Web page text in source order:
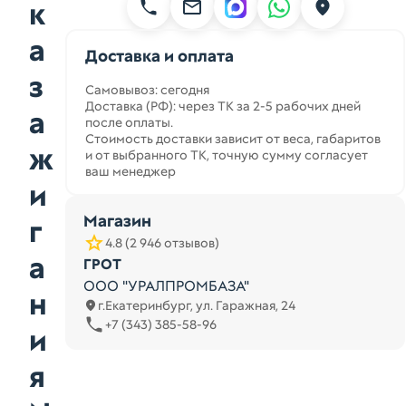
к
а
з
а
ж
и
г
а
н
и
я
Доставка и оплата
Самовывоз: сегодня
Доставка (РФ): через ТК за 2-5 рабочих дней
после оплаты.
Стоимость доставки зависит от веса, габаритов
и от выбранного ТК, точную сумму согласует
ваш менеджер
Магазин
4.8 (2 946 отзывов)
ГРОТ
ООО "УРАЛПРОМБАЗА"
г.Екатеринбург, ул. Гаражная, 24
+7 (343) 385-58-96